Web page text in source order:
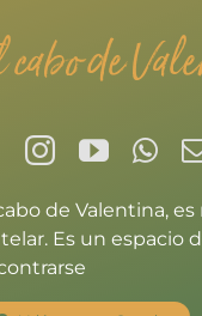
de
de Valentina,
Es un espacio